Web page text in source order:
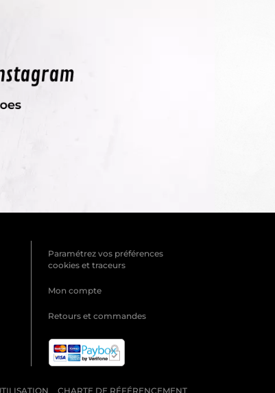
Paramétrez vos préférences
cookies et traceurs
Mon compte
Retours et commandes
CHARTE DE RÉFÉRENCEMENT